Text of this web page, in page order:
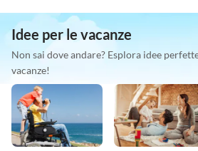
Idee per le vacanze
Non sai dove andare? Esplora idee
vacanze!